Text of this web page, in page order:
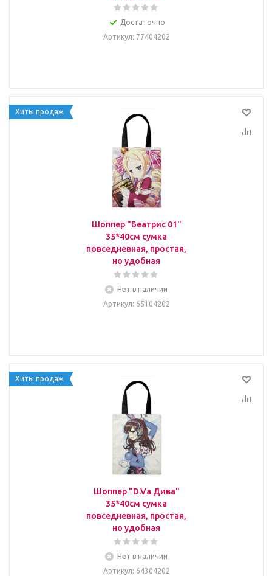
Достаточно
Артикул: 77404202
Хиты продаж
Шоппер "Беатрис 01"
35*40см сумка
повседневная, простая,
но удобная
Нет в наличии
Артикул: 65104202
Хиты продаж
Шоппер "D.Va Дива"
35*40см сумка
повседневная, простая,
но удобная
Нет в наличии
Артикул: 64304202